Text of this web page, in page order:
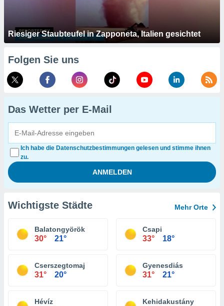
Riesiger Staubteufel in Zapponeta, Italien gesichtet
Folgen Sie uns
Das Wetter per E-Mail
Ich habe die Datenschutzbestimmungen gelesen und stimme ihnen
zu.
Wichtigste Städte Mehr Orte
Balatongyörök
30° 21°
Csapi
33° 18°
Cserszegtomaj
31° 20°
Gyenesdiás
31° 21°
Hévíz Kehidakustány